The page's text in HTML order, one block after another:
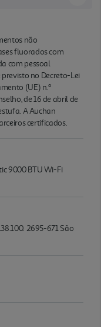
não
fluorados com
com pessoal
no Decreto-Lei
(UE) n.º
de 16 de abril de
A Auchan
certificados.
9000 BTU Wi-Fi
2695-671 São